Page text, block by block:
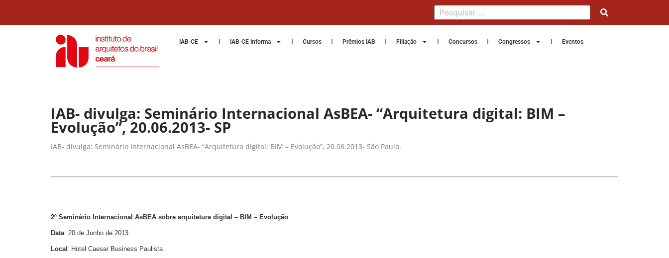
IAB-CE IAB-CE Informa Cursos Prêmios IAB Filiação Concursos Congressos Eventos
IAB- divulga: Seminário Internacional AsBEA- “Arquitetura digital: BIM –
Evolução”, 20.06.2013- SP
IAB- divulga: Seminário Internacional AsBEA- “Arquitetura digital: BIM – Evolução”, 20.06.2013- São Paulo.
2º Seminário Internacional AsBEA sobre arquitetura digital – BIM – Evolução
Data: 20 de Junho de 2013
Local: Hotel Caesar Business Paulista